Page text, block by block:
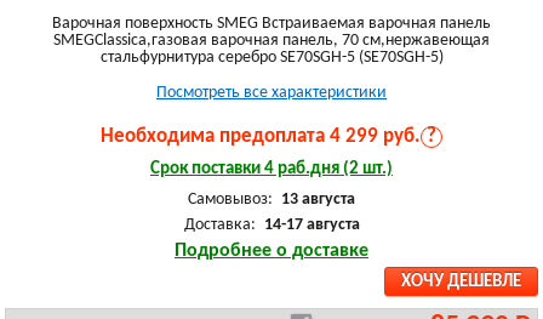
Варочная поверхность SMEG Встраиваемая варочная панель
SMEGClassica,газовая варочная панель, 70 см,нержавеющая
стальфурнитура серебро SE70SGH-5 (SE70SGH-5)
Посмотреть все характеристики
Необходима предоплата 4 299 руб. ?
Срок поставки 4 раб.дня (2 шт.)
Самовывоз: 13 августа
Доставка: 14-17 августа
Подробнее о доставке
ХОЧУ ДЕШЕВЛЕ